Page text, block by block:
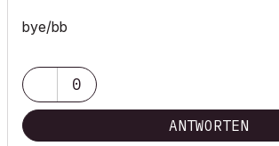
bye/bb
0
ANTWORTEN